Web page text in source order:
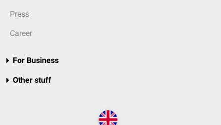
Press
Career
For Business
Other stuff